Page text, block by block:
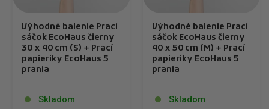
Výhodné balenie Prací
sáčok EcoHaus čierny
30 x 40 cm (S) + Prací
papieriky EcoHaus 5
prania
Skladom
Výhodné balenie Prací
sáčok EcoHaus čierny
40 x 50 cm (M) + Prací
papieriky EcoHaus 5
prania
Skladom